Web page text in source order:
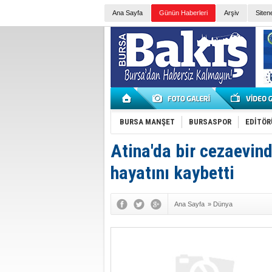
Ana Sayfa Günün Haberleri Arşiv
BURSA MANŞET BURSASPOR
Atina'da bir
hayatını kaybetti
Ana Sayfa » Dünya